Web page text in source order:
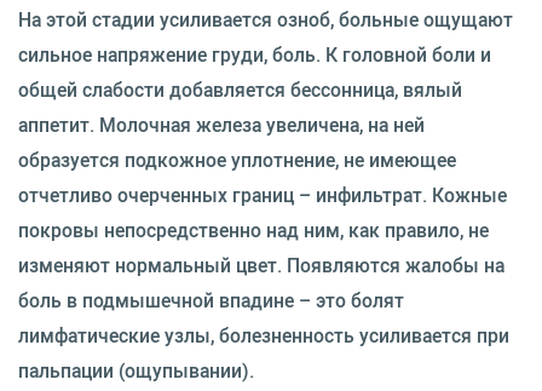
На этой стадии усиливается озноб, больные ощущают
сильное напряжение груди, боль. К головной боли и
общей слабости добавляется бессонница, вялый
аппетит. Молочная железа увеличена, на ней
образуется подкожное уплотнение, не имеющее
отчетливо очерченных границ – инфильтрат. Кожные
покровы непосредственно над ним, как правило, не
изменяют нормальный цвет. Появляются жалобы на
боль в подмышечной впадине – это болят
лимфатические узлы, болезненность усиливается при
пальпации (ощупывании).